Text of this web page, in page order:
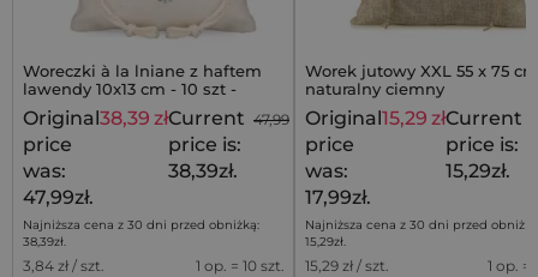
Woreczki à la lniane z haftem
lawendy 10x13 cm - 10 szt -
elegancki akcent w
prowansalskim stylu
47,99
Original
price
was:
47,99zł.
38,39 złCurrent
price is:
38,39zł.
Najniższa cena z 30 dni przed obniżką:
38,39zł.
3,84 zł / szt. 1 op. = 10 szt.
Worek jutowy XXL 55 x 75
naturalny ciemny
Original
price
was:
17,99zł.
15,29 złCurrent
price is:
15,29zł.
Najniższa cena z 30 dni przed
15,29zł.
15,29 zł / szt. 1 op. =